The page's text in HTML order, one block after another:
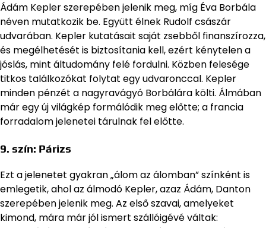
Ádám Kepler szerepében jelenik meg, míg Éva Borbála
néven mutatkozik be. Együtt élnek Rudolf császár
udvarában. Kepler kutatásait saját zsebből finanszírozza,
és megélhetését is biztosítania kell, ezért kénytelen a
jóslás, mint áltudomány felé fordulni. Közben felesége
titkos találkozókat folytat egy udvaronccal. Kepler
minden pénzét a nagyravágyó Borbálára költi. Álmában
már egy új világkép formálódik meg előtte; a francia
forradalom jelenetei tárulnak fel előtte.
9. szín: Párizs
Ezt a jelenetet gyakran „álom az álomban” színként is
emlegetik, ahol az álmodó Kepler, azaz Ádám, Danton
szerepében jelenik meg. Az első szavai, amelyeket
kimond, mára már jól ismert szállóigévé váltak: